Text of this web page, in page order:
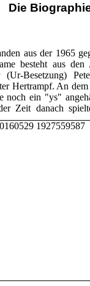
Die
aus der 1965
besteht aus den
(Ur-Besetzung)
Hertrampf. An dem
ein "ys"
Zeit danach